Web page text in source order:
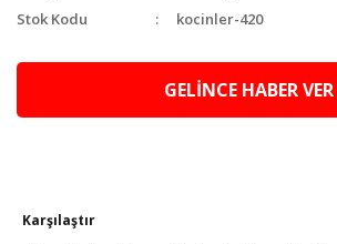
Stok Kodu
kocinler-420
GELİNCE HABER VER
Karşılaştır